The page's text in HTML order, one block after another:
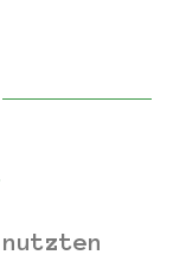
nutzten